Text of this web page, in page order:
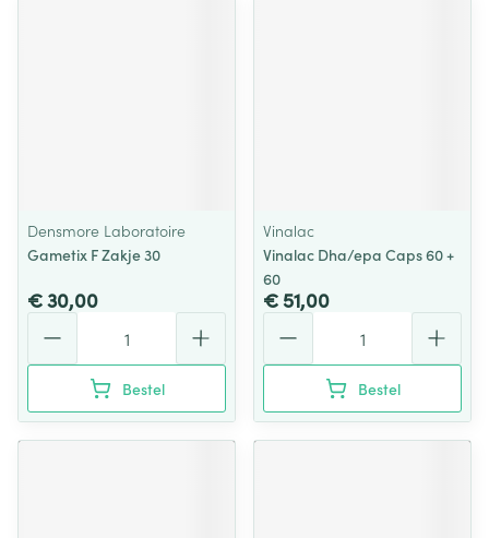
Densmore Laboratoire
Gametix F Zakje 30
€ 30,00
Bestel
Vinalac
Vinalac Dha/epa Caps 60 +
60
€ 51,00
Bestel